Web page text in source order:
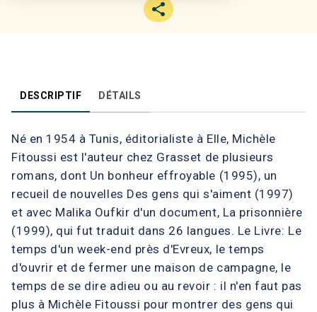
DESCRIPTIF DÉTAILS
Né en 1954 à Tunis, éditorialiste à Elle, Michèle
Fitoussi est l'auteur chez Grasset de plusieurs
romans, dont Un bonheur effroyable (1995), un
recueil de nouvelles Des gens qui s'aiment (1997)
et avec Malika Oufkir d'un document, La prisonnière
(1999), qui fut traduit dans 26 langues. Le Livre: Le
temps d'un week-end près d'Evreux, le temps
d'ouvrir et de fermer une maison de campagne, le
temps de se dire adieu ou au revoir : il n'en faut pas
plus à Michèle Fitoussi pour montrer des gens qui